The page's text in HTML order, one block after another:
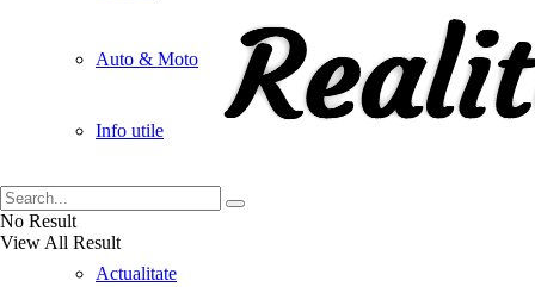
Auto & Moto
Info utile
Actualitate
No Result
View All Result